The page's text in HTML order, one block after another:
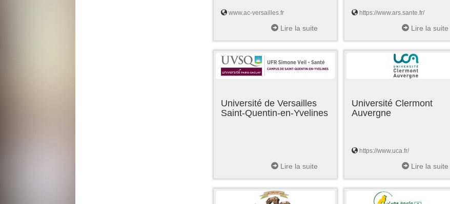
www.ac-versailles.fr
Lire la suite
https://www.ars.sante.fr/
Lire la suite
Université de Versailles
Saint-Quentin-en-Yvelines
Lire la suite
Université Clermont
Auvergne
https://www.uca.fr/
Lire la suite